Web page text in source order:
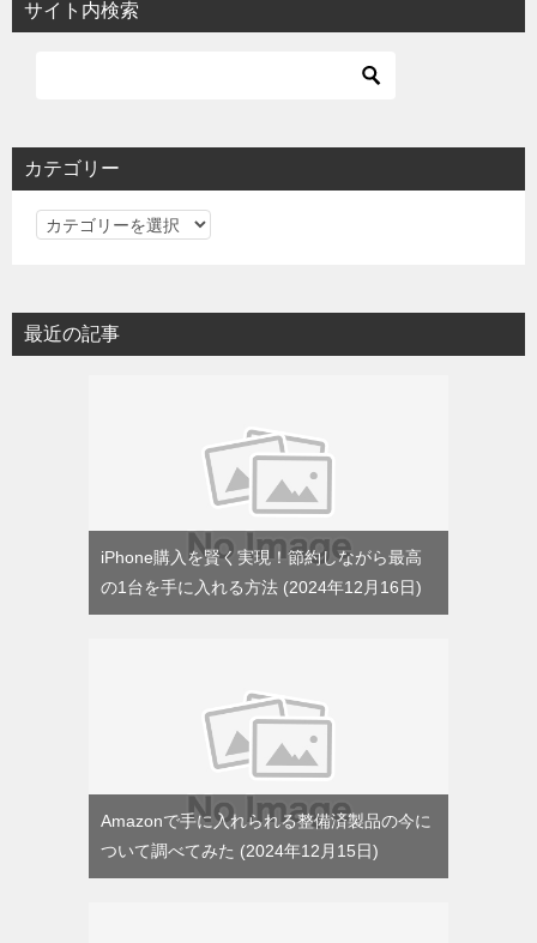
サイト内検索
カテゴリー
カ
リ
ー
最近の記事
iPhone購入を賢く実現！節約しながら最高
の1台を手に入れる方法
2024年12月16日
Amazonで手に入れられる整備済製品の今に
ついて調べてみた
2024年12月15日